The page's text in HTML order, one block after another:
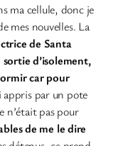
ma cellule, donc je
mes nouvelles. La
de Santa
d’isolement,
car pour
appris par un pote
n’était pas pour
de me le dire